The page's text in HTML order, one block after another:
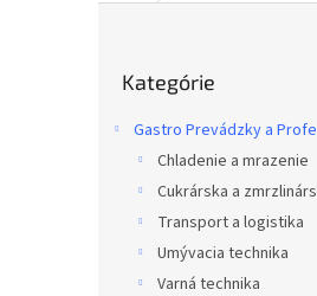
kategórie
Kategórie
Gastro Prevádzky a
Chladenie a mrazenie
Cukrárska a
Transport a logistika
Umývacia technika
Varná technika